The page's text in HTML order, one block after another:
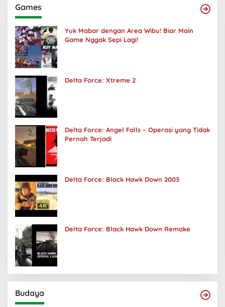
Games
Yuk Mabar dengan Area Wibu! Biar Main
Game Nggak Sepi Lagi!
Delta Force: Xtreme 2
Delta Force: Angel Falls – Operasi yang Tidak
Pernah Terjadi
Delta Force: Black Hawk Down 2003
Delta Force: Black Hawk Down Remake
Budaya